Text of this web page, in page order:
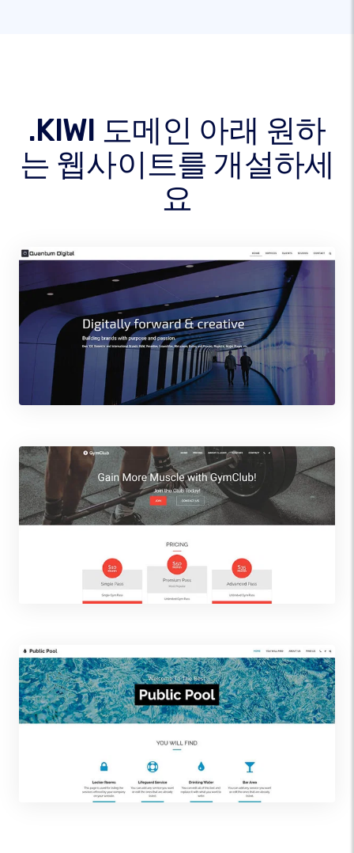
.KIWI 도메인 아래 원하
는 웹사이트를 개설하세
요